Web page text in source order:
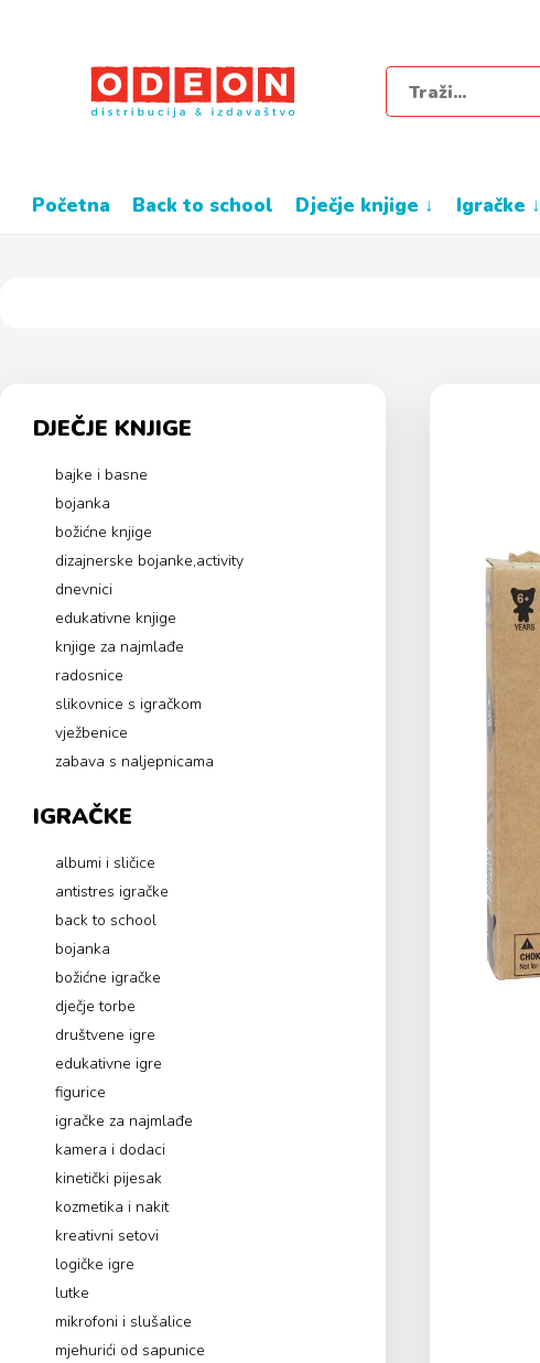
početna back to school dječje knjige ↓ igračke ↓
DJEČJE KNJIGE
bajke i basne
bojanka
božićne knjige
dizajnerske bojanke,activity
dnevnici
edukativne knjige
knjige za najmlađe
radosnice
slikovnice s igračkom
vježbenice
zabava s naljepnicama
IGRAČKE
albumi i sličice
antistres igračke
back to school
bojanka
božićne igračke
dječje torbe
društvene igre
edukativne igre
figurice
igračke za najmlađe
kamera i dodaci
kinetički pijesak
kozmetika i nakit
kreativni setovi
logičke igre
lutke
mikrofoni i slušalice
mjehurići od sapunice